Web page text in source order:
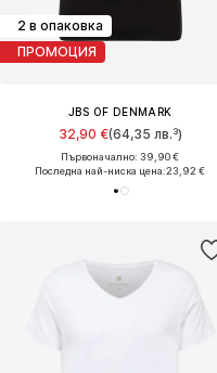
2 в опаковка
ПРОМОЦИЯ
JBS OF DENMARK
32,90 €(64,35 лв.³)
Първоначално: 39,90 €
Последна най-ниска цена:23,92 €